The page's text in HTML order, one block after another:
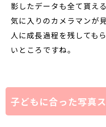
影したデータも全て貰え
気に入りのカメラマンが
人に成長過程を残しても
いところですね。
子どもに合った写真